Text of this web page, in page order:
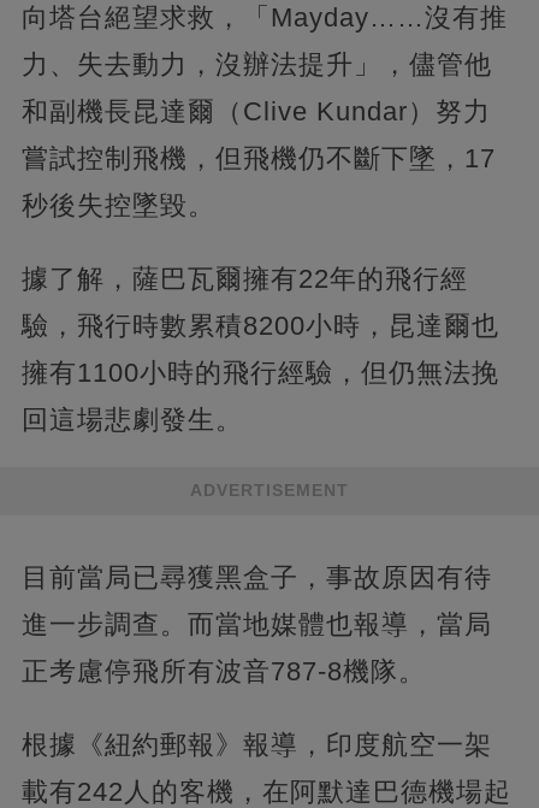
向塔台絕望求救，「Mayday……沒有推
力、失去動力，沒辦法提升」，儘管他
和副機長昆達爾（Clive Kundar）努力
嘗試控制飛機，但飛機仍不斷下墜，17
秒後失控墜毀。
據了解，薩巴瓦爾擁有22年的飛行經
驗，飛行時數累積8200小時，昆達爾也
擁有1100小時的飛行經驗，但仍無法挽
回這場悲劇發生。
ADVERTISEMENT
目前當局已尋獲黑盒子，事故原因有待
進一步調查。而當地媒體也報導，當局
正考慮停飛所有波音787-8機隊。
根據《紐約郵報》報導，印度航空一架
載有242人的客機，在阿默達巴德機場起